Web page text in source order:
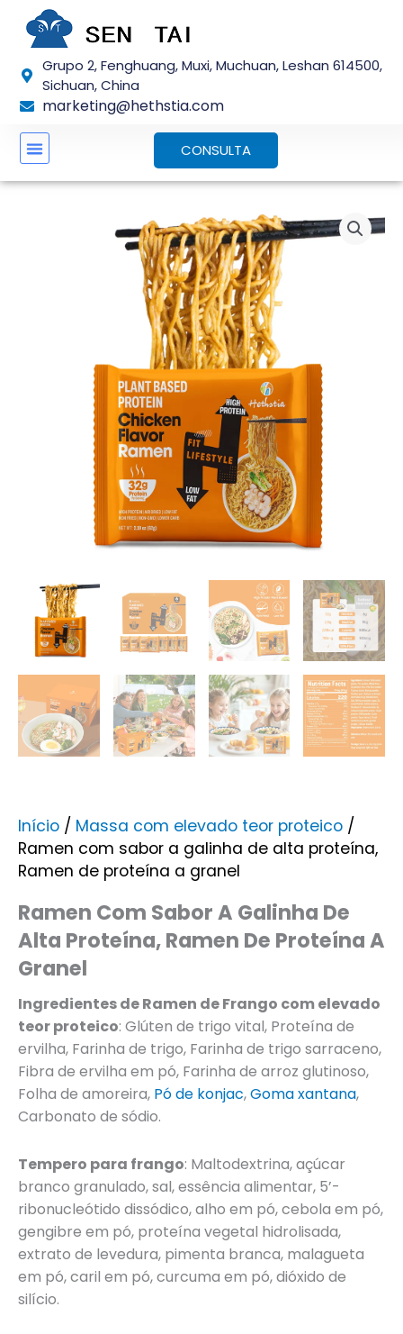
para
conteúdo
Grupo 2, Fenghuang, Muxi, Muchuan, Leshan 614500,
Sichuan, China
marketing@hethstia.com
CONSULTA
Início / Massa com elevado teor proteico /
Ramen com sabor a galinha de alta proteína,
Ramen de proteína a granel
Ramen Com Sabor A Galinha De
Alta Proteína, Ramen De Proteína A
Granel
Ingredientes de Ramen de Frango com elevado
teor proteico: Glúten de trigo vital, Proteína de
ervilha, Farinha de trigo, Farinha de trigo sarraceno,
Fibra de ervilha em pó, Farinha de arroz glutinoso,
Folha de amoreira, Pó de konjac,Goma xantana,
Carbonato de sódio.
Tempero para frango: Maltodextrina, açúcar
branco granulado, sal, essência alimentar, 5’-
ribonucleótido dissódico, alho em pó, cebola em pó,
gengibre em pó, proteína vegetal hidrolisada,
extrato de levedura, pimenta branca, malagueta
em pó, caril em pó, curcuma em pó, dióxido de
silício.